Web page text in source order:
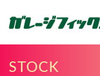
STOCK